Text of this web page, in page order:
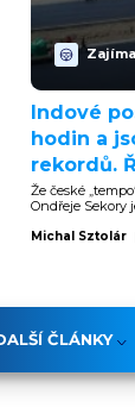
Indové
hodin a
rekordů.
Že české
Ondřeje Sekory
Michal Sztolár
ČLÁNKY